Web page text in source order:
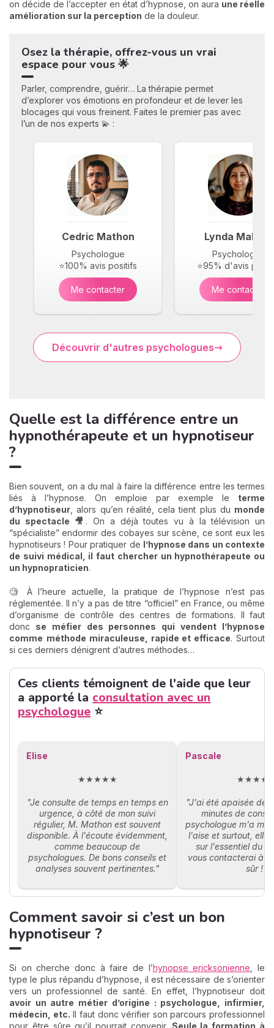
on décide de l’accepter en état d’hypnose, on aura une réelle
amélioration sur la perception de la douleur.
Osez la thérapie, offrez-vous un vrai
espace pour vous 🌟
Parler, comprendre, guérir… La thérapie permet
d’explorer vos émotions en profondeur et de lever les
blocages qui vous freinent. Faites le premier pas avec
l’un de nos experts 💫 :
Cedric Mathon
Psychologue
⭐100% avis positifs
Me contacter
Lynda Maloufi
Psychologue
⭐95% d'avis
Me contacter
Découvrir d'autres psychologues
Quelle est la différence entre un
hypnothérapeute et un hypnotiseur
?
Bien souvent, on a du mal à faire la différence entre les termes
liés à l’hypnose. On emploie par exemple le terme
d’hypnotiseur , alors qu’en réalité, cela tient plus du monde
du spectacle 🎥 . On a déjà toutes vu à la télévision un
“spécialiste” endormir des cobayes sur scène, ce sont eux les
hypnotiseurs ! Pour pratiquer de l’hypnose dans un contexte
de suivi médical, il faut chercher un hypnothérapeute ou
un hypnopraticien.
🧐 À l’heure actuelle, la pratique de l’hypnose n’est pas
réglementée. Il n’y a pas de titre “officiel” en France, ou même
d’organisme de contrôle des centres de formations. Il faut
donc se méfier des personnes qui vendent l’hypnose
comme méthode miraculeuse, rapide et efficace. Surtout
si ces derniers dénigrent d’autres méthodes…
Ces clients témoignent de l'aide que leur
a apporté la consultation avec un
psychologue ⭐
Elise
★★★★★
"Je consulte de temps en temps en
urgence, à côté de mon suivi
régulier, M. Mathon est souvent
disponible. À l'écoute évidemment,
comme beaucoup de
psychologues. De bons conseils et
analyses souvent pertinentes."
Pascale
"J'ai été apaisée dès
minutes de
psychologue m'a
l'aise et surtout, elle
sur l'essentiel du
vous contacterai à
sûr !"
Comment savoir si c’est un bon
hypnotiseur ?
Si on cherche donc à faire de l’hynopse ericksonienne, le
type le plus répandu d’hypnose, il est nécessaire de s’orienter
vers un professionnel de santé. En effet, l’hypnotiseur doit
avoir un autre métier d’origine : psychologue, infirmier,
médecin, etc. Il faut donc vérifier son parcours professionnel